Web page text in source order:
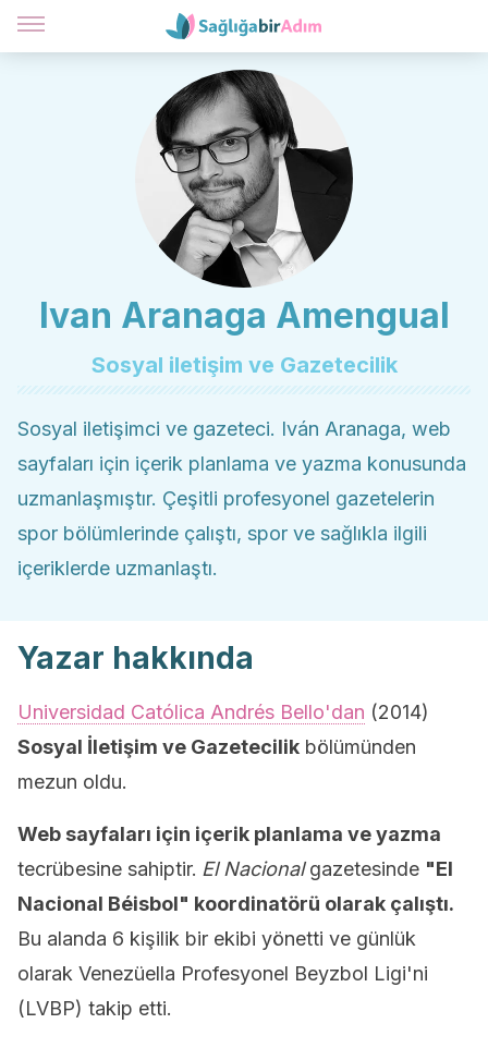
Ivan Aranaga Amengual
Sosyal iletişim ve Gazetecilik
Sosyal iletişimci ve gazeteci. Iván Aranaga, web
sayfaları için içerik planlama ve yazma konusunda
uzmanlaşmıştır. Çeşitli profesyonel gazetelerin
spor bölümlerinde çalıştı, spor ve sağlıkla ilgili
içeriklerde uzmanlaştı.
Yazar hakkında
Universidad Católica Andrés Bello'dan (2014)
Sosyal İletişim ve Gazetecilik bölümünden
mezun oldu.
Web sayfaları için içerik planlama ve yazma
tecrübesine sahiptir. El Nacionalgazetesinde "El
Nacional Béisbol" koordinatörü olarak çalıştı.
Bu alanda 6 kişilik bir ekibi yönetti ve günlük
olarak Venezüella Profesyonel Beyzbol Ligi'ni
(LVBP) takip etti.